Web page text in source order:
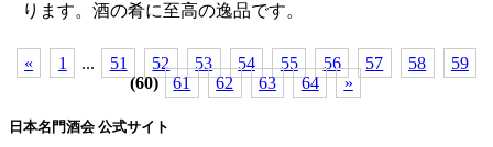
ります。酒の肴に至高の逸品です。
« 1 ... 51 52 53 54 55 56 57 58
59
(60)
61 62 63 64 »
日本名門酒会 公式サイト